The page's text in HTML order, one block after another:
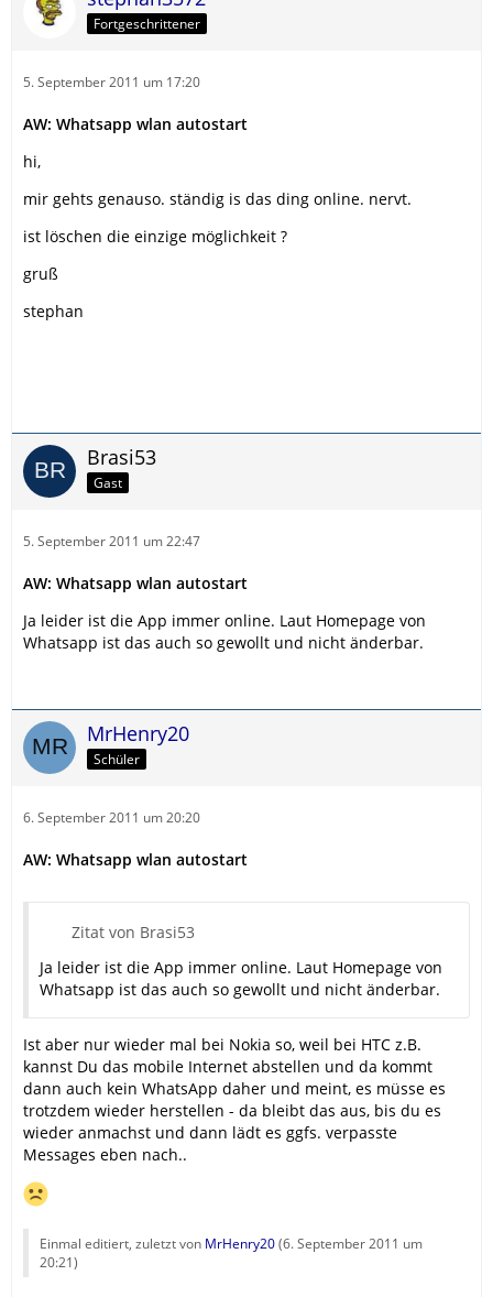
Fortgeschrittener
5. September 2011 um 17:20
AW: Whatsapp wlan autostart
hi,
mir gehts genauso. ständig is das ding online. nervt.
ist löschen die einzige möglichkeit ?
gruß
stephan
Brasi53
Gast
5. September 2011 um 22:47
AW: Whatsapp wlan autostart
Ja leider ist die App immer online. Laut Homepage von
Whatsapp ist das auch so gewollt und nicht änderbar.
MrHenry20
Schüler
6. September 2011 um 20:20
AW: Whatsapp wlan autostart
Zitat von Brasi53
Ja leider ist die App immer online. Laut Homepage von
Whatsapp ist das auch so gewollt und nicht änderbar.
Ist aber nur wieder mal bei Nokia so, weil bei HTC z.B.
kannst Du das mobile Internet abstellen und da kommt
dann auch kein WhatsApp daher und meint, es müsse es
trotzdem wieder herstellen - da bleibt das aus, bis du es
wieder anmachst und dann lädt es ggfs. verpasste
Messages eben nach..
Einmal editiert, zuletzt von MrHenry20(6. September 2011 um
20:21)